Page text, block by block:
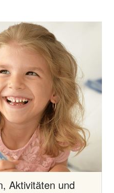
Aktivitäten und